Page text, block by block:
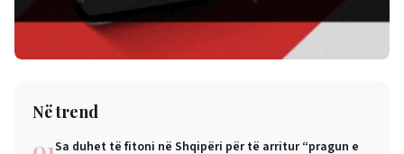
Në trend
Sa duhet të fitoni në Shqipëri për të arritur “pragun e